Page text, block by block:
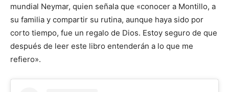
mundial Neymar, quien señala que «conocer a Montillo, a
su familia y compartir su rutina, aunque haya sido por
corto tiempo, fue un regalo de Dios. Estoy seguro de que
después de leer este libro entenderán a lo que me
refiero».